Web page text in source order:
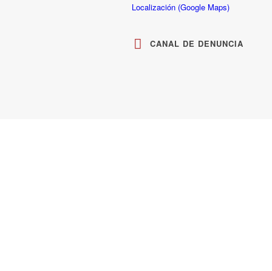
Localización (Google Maps)
CANAL DE DENUNCIA